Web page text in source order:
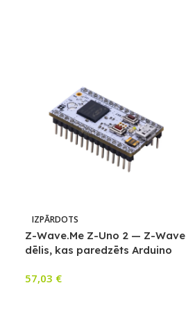
IZPĀRDOTS
Z-Wave.Me Z-Uno 2 — Z-Wave
dēlis, kas paredzēts Arduino
57,03 €